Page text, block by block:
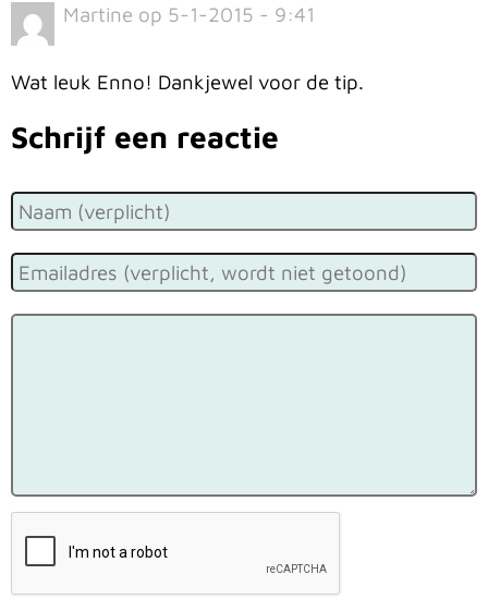
Martine op 5-1-2015 - 9:41
Wat leuk Enno! Dankjewel voor de tip.
Schrijf een reactie